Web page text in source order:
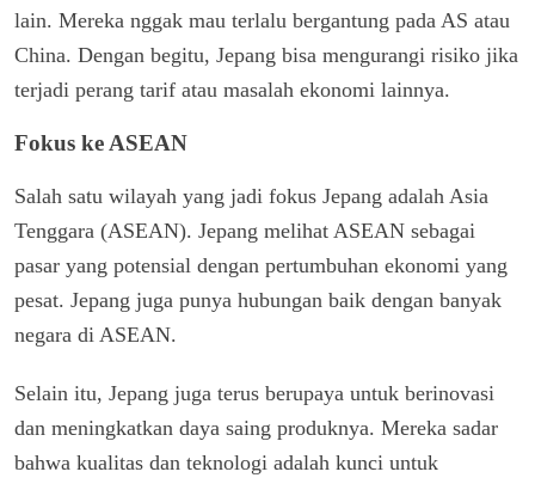
lain. Mereka nggak mau terlalu bergantung pada AS atau
China. Dengan begitu, Jepang bisa mengurangi risiko jika
terjadi perang tarif atau masalah ekonomi lainnya.
Fokus ke ASEAN
Salah satu wilayah yang jadi fokus Jepang adalah Asia
Tenggara (ASEAN). Jepang melihat ASEAN sebagai
pasar yang potensial dengan pertumbuhan ekonomi yang
pesat. Jepang juga punya hubungan baik dengan banyak
negara di ASEAN.
Selain itu, Jepang juga terus berupaya untuk berinovasi
dan meningkatkan daya saing produknya. Mereka sadar
bahwa kualitas dan teknologi adalah kunci untuk